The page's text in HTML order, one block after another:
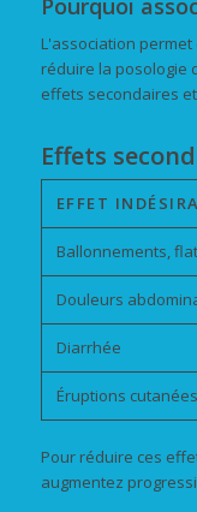
L'association
réduire la posologie
effets secondaires
Effets
EFFET
Ballonnements,
Douleurs
Diarrhée
Éruptions
Pour réduire ces
augmentez